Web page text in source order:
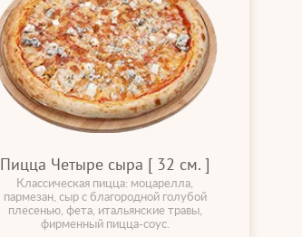
Пицца Четыре сыра [ 32 cм. ]
Классическая пицца: моцарелла,
пармезан, сыр с благородной голубой
плесенью, фета, итальянские травы,
фирменный пицца-соус.